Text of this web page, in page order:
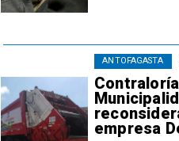
empresa
ANTOFAGASTA